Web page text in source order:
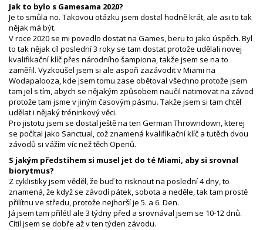
Jak to bylo s Gamesama 2020?
Je to smůla no. Takovou otázku jsem dostal hodně krát, ale asi to tak
nějak má být.
V roce 2020 se mi povedlo dostat na Games, beru to jako úspěch. Byl
to tak nějak cíl poslední 3 roky se tam dostat protože udělali novej
kvalifikační klíč přes národního šampiona, takže jsem se na to
zaměřil. Vyzkoušel jsem si ale aspoň zazávodit v Miami na
Wodapalooza, kde jsem tomu zase obětoval všechno protože jsem
tam jel s tím, abych se nějakým způsobem naučil natimovat na závod
protože tam jsme v jiným časovým pásmu. Takže jsem si tam chtěl
udělat i nějaký tréninkový věci.
Pro jistotu jsem se dostal ještě na ten German Throwndown, kterej
se počítal jako Sanctual, což znamená kvalifikační klíč a tutěch dvou
závodů si vážím víc než těch Openů.
S jakým předstihem si musel jet do té Miami, aby si srovnal
biorytmus?
Z cyklistiky jsem věděl, že buď to risknout na poslední 4 dny, to
znamená, že když se závodí pátek, sobota a neděle, tak tam prostě
přilítnu ve středu, protože nejhorší je 5. a 6. Den.
Já jsem tam přilétl ale 3 týdny před a srovnával jsem se 10-12 dnů.
Cítil jsem se dobře až v ten týden závodu.